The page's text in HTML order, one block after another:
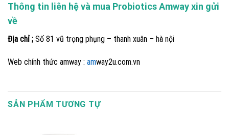
Thông tin liên hệ và mua Probiotics Amway xin gửi
về
Địa chỉ ; Số 81 vũ trọng phụng – thanh xuân – hà nội
Web chính thức amway : amway2u.com.vn
SẢN PHẨM TƯƠNG TỰ